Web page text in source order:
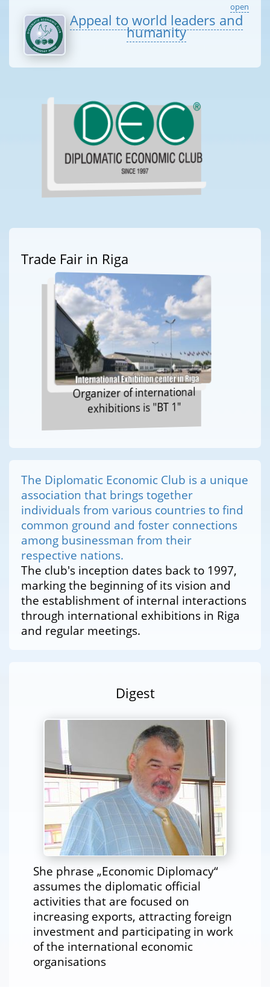
open
Appeal to world leaders and
humanity
Trade Fair in Riga
Organizer of international
exhibitions is "BT 1"
The Diplomatic Economic Club is a unique
association that brings together
individuals from various countries to find
common ground and foster connections
among businessman from their
respective nations.
The club's inception dates back to 1997,
marking the beginning of its vision and
the establishment of internal interactions
through international exhibitions in Riga
and regular meetings.
Digest
She phrase „Economic Diplomacy“
assumes the diplomatic official
activities that are focused on
increasing exports, attracting foreign
investment and participating in work
of the international economic
organisations